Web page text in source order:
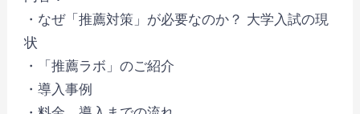
・なぜ「推薦対策」が必要なのか？ 大学入試の現
状
・「推薦ラボ」のご紹介
・導入事例